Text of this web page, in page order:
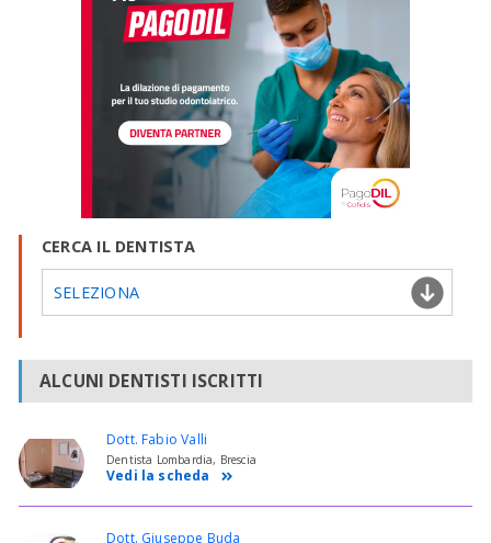
CERCA IL DENTISTA
SELEZIONA
ALCUNI DENTISTI ISCRITTI
Dott. Fabio Valli
Dentista Lombardia, Brescia
Vedi la scheda
Dott. Giuseppe Buda